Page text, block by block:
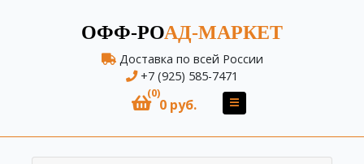
ОФФ-РОАД-МАРКЕТ
Доставка по всей России
+7 (925) 585-7471
(0)
0 руб.